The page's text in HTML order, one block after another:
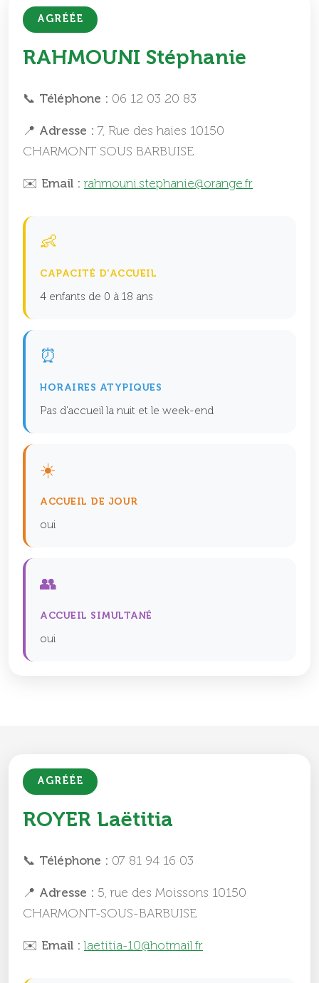
AGRÉÉE
RAHMOUNI Stéphanie
📞 Téléphone : 06 12 03 20 83
📍 Adresse : 7, Rue des haies 10150
CHARMONT SOUS BARBUISE
✉️ Email : rahmouni.stephanie@orange.fr
👶
CAPACITÉ D'ACCUEIL
4 enfants de 0 à 18 ans
⏰
HORAIRES ATYPIQUES
Pas d'accueil la nuit et le week-end
☀️
ACCUEIL DE JOUR
oui
👥
ACCUEIL SIMULTANÉ
oui
AGRÉÉE
ROYER Laëtitia
📞 Téléphone : 07 81 94 16 03
📍 Adresse : 5, rue des Moissons 10150
CHARMONT-SOUS-BARBUISE
✉️ Email : laetitia-10@hotmail.fr